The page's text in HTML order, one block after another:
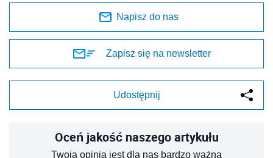
Napisz do nas
Zapisz się na newsletter
Udostępnij
Oceń jakość naszego artykułu
Twoja opinia jest dla nas bardzo ważna